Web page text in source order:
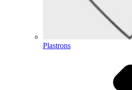
Plastrons